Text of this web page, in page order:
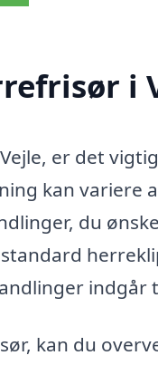
i
er det
kan
du
indgår
kan du